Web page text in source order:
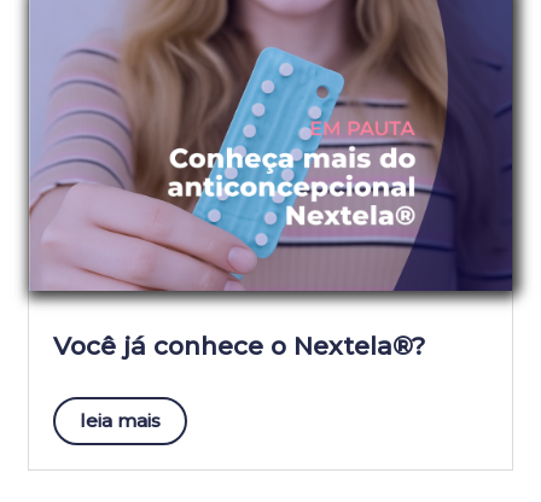
Você já conhece o Nextela®?
leia mais